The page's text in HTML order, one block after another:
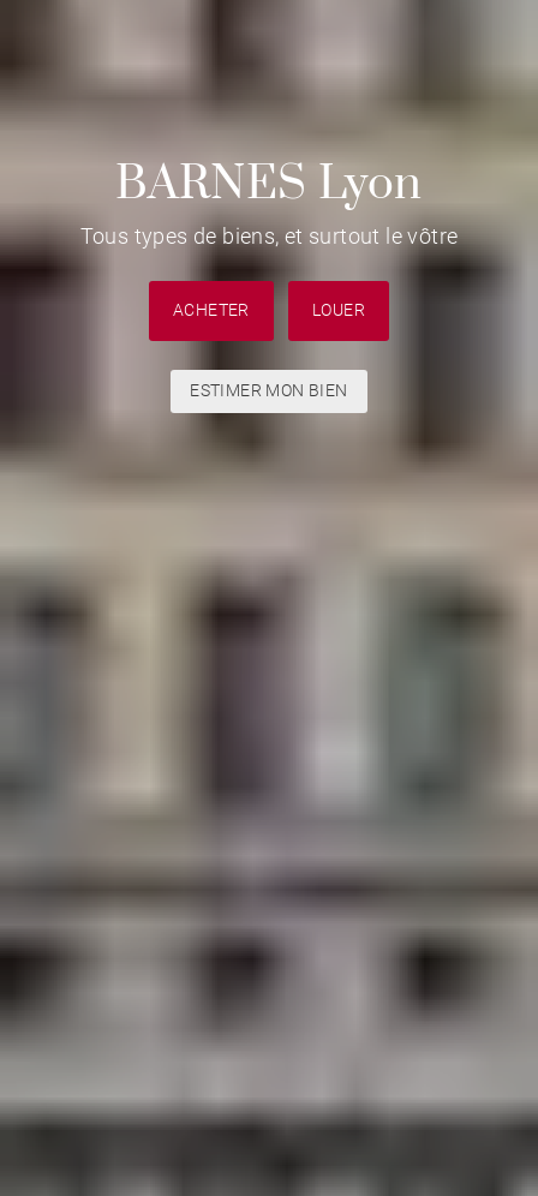
BARNES Lyon
Tous types de biens, et surtout le vôtre
ACHETER LOUER
ESTIMER MON BIEN